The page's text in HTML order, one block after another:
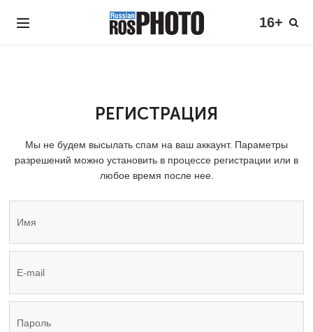
16+
РЕГИСТРАЦИЯ
Мы не будем высылать спам на ваш аккаунт. Параметры
разрешений можно установить в процессе регистрации или в
любое время после нее.